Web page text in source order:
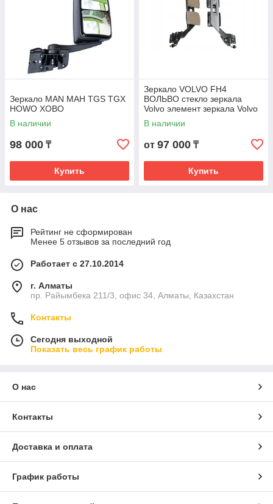
Зеркало MAN МАН TGS TGX
HOWO ХОВО
В наличии
98 000 ₸
Купить
Зеркало VOLVO FH4
ВОЛЬВО стекло зеркала
Volvo элемент зеркала Volvo
В наличии
от 97 000 ₸
Купить
О нас
Рейтинг не сформирован
Менее 5 отзывов за последний год
Работает с 27.10.2014
г. Алматы
пр. Райымбека 211/3, офис 34, Алматы, Казахстан
Контакты
Сегодня выходной
Показать весь график работы
О нас
Контакты
Доставка и оплата
График работы